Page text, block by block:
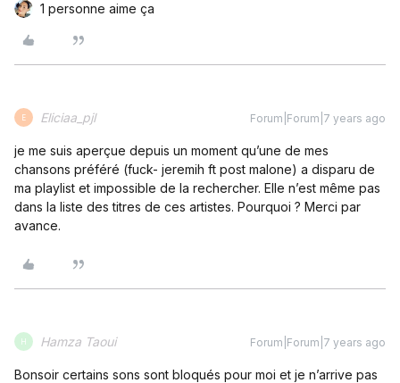
1 personne aime ça
E Eliciaa_pjl Forum|Forum|7 years ago
je me suis aperçue depuis un moment qu’une de mes
chansons préféré (fuck- jeremih ft post malone) a disparu de
ma playlist et impossible de la rechercher. Elle n’est même pas
dans la liste des titres de ces artistes. Pourquoi ? Merci par
avance.
H Hamza Taoui Forum|Forum|7 years ago
Bonsoir certains sons sont bloqués pour moi et je n’arrive pas